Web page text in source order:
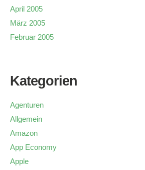
April 2005
März 2005
Februar 2005
Kategorien
Agenturen
Allgemein
Amazon
App Economy
Apple